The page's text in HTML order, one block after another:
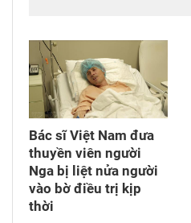
Bác sĩ Việt Nam đưa
thuyền viên người
Nga bị liệt nửa người
vào bờ điều trị kịp
thời